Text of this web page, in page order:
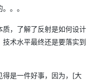
。。
，了解了反射是如何设计
术水平最终还是要落实到
得是一件好事，因为，[大